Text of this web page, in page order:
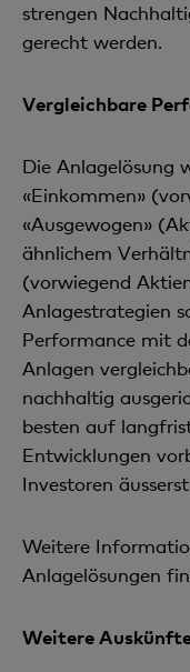
strengen
gerecht werden.
Vergleichbare
Die Anlagelösung
«Einkommen»
«Ausgewogen»
ähnlichem
(vorwiegend
Anlagestrategien
Performance mit
Anlagen
nachhaltig
besten auf
Entwicklungen
Investoren
Weitere
Anlagelösungen
Weitere